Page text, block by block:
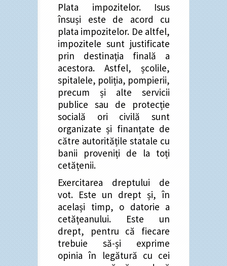
Plata impozitelor. Isus
însuși este de acord cu
plata impozitelor. De altfel,
impozitele sunt justificate
prin destinația finală a
acestora. Astfel, școlile,
spitalele, poliția, pompierii,
precum și alte servicii
publice sau de protecție
socială ori civilă sunt
organizate și finanțate de
către autoritățile statale cu
banii proveniți de la toți
cetățenii.
Exercitarea dreptului de
vot. Este un drept și, în
același timp, o datorie a
cetățeanului. Este un
drept, pentru că fiecare
trebuie să-și exprime
opinia în legătură cu cei